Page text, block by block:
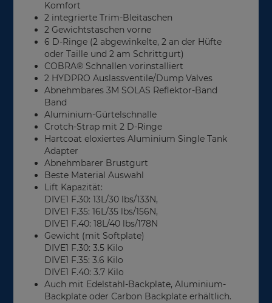
Komfort
2 integrierte Trim-Bleitaschen
2 Gewichtstaschen vorne
6 D-Ringe (2 abgewinkelte, 2 an der Hüfte
oder Taille und 2 am Schrittgurt)
COBRA® Schnallen vorinstalliert
2 HYDPRO Auslassventile/Dump Valves
Abnehmbares 3M SOLAS Reflektor-Band
Band
Aluminium-Gürtelschnalle
Crotch-Strap mit 2 D-Ringe
Hartcoat eloxiertes Aluminium Single Tank
Adapter
Abnehmbarer Brustgurt
Beste Material Auswahl
Lift Kapazität:
DIVE1 F.30: 13L/30 lbs/133N,
DIVE1 F.35: 16L/35 lbs/156N,
DIVE1 F.40: 18L/40 lbs/178N
Gewicht (mit Softplate)
DIVE1 F.30: 3.5 Kilo
DIVE1 F.35: 3.6 Kilo
DIVE1 F.40: 3.7 Kilo
Auch mit Edelstahl-Backplate, Aluminium-
Backplate oder Carbon Backplate erhältlich.